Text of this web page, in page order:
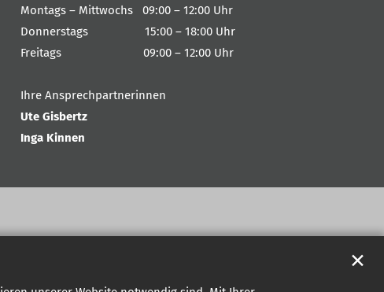
✕
Montags – Mittwochs 09:00 – 12:00 Uhr
Donnerstags 15:00 – 18:00 Uhr
Freitags 09:00 – 12:00 Uhr
Ihre Ansprechpartnerinnen
Ute Gisbertz
Inga Kinnen